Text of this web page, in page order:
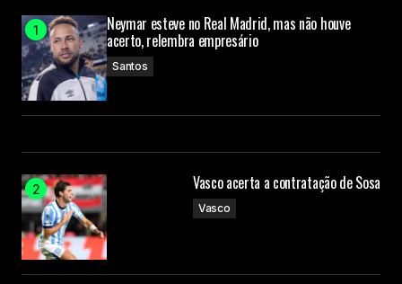
Neymar esteve no Real Madrid, mas não houve
acerto, relembra empresário
Santos
Vasco acerta a contratação de Sosa
Vasco